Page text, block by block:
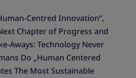
Centred Innovation“,
Chapter of Progress and
Aways: Technology Never
Do „Human Centered
The Most Sustainable